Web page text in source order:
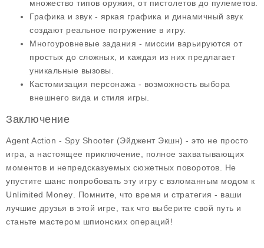
множество типов оружия, от пистолетов до пулеметов.
Графика и звук - яркая графика и динамичный звук
создают реальное погружение в игру.
Многоуровневые задания - миссии варьируются от
простых до сложных, и каждая из них предлагает
уникальные вызовы.
Кастомизация персонажа - возможность выбора
внешнего вида и стиля игры.
Заключение
Agent Action - Spy Shooter (Эйджент Экшн) - это не просто
игра, а настоящее приключение, полное захватывающих
моментов и непредсказуемых сюжетных поворотов. Не
упустите шанс попробовать эту игру с взломанным модом к
Unlimited Money . Помните, что время и стратегия - ваши
лучшие друзья в этой игре, так что выберите свой путь и
станьте мастером шпионских операций!